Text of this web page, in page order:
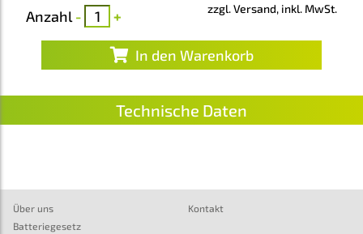
Anzahl - + zzgl. Versand, inkl. MwSt.
In den Warenkorb
Technische Daten
Über uns
Batteriegesetz
Kontakt